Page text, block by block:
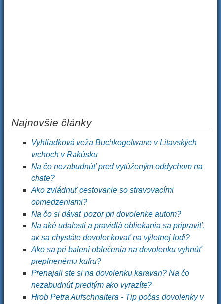
Najnovšie články
Vyhliadková veža Buchkogelwarte v Litavských
vrchoch v Rakúsku
Na čo nezabudnúť pred vytúženým oddychom na
chate?
Ako zvládnuť cestovanie so stravovacími
obmedzeniami?
Na čo si dávať pozor pri dovolenke autom?
Na aké udalosti a pravidlá obliekania sa pripraviť,
ak sa chystáte dovolenkovať na výletnej lodi?
Ako sa pri balení oblečenia na dovolenku vyhnúť
preplnenému kufru?
Prenajali ste si na dovolenku karavan? Na čo
nezabudnúť predtým ako vyrazíte?
Hrob Petra Aufschnaitera - Tip počas dovolenky v